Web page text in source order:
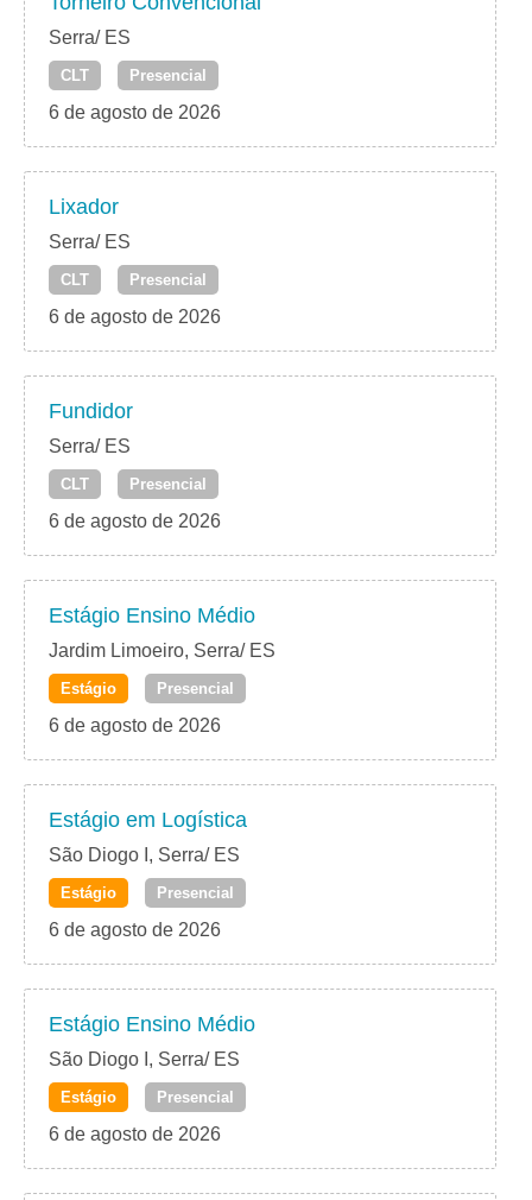
Serra/ ES
CLT Presencial
6 de agosto de 2026
Lixador
Serra/ ES
CLT Presencial
6 de agosto de 2026
Fundidor
Serra/ ES
CLT Presencial
6 de agosto de 2026
Estágio Ensino Médio
Jardim Limoeiro, Serra/ ES
Estágio Presencial
6 de agosto de 2026
Estágio em Logística
São Diogo I, Serra/ ES
Estágio Presencial
6 de agosto de 2026
Estágio Ensino Médio
São Diogo I, Serra/ ES
Estágio Presencial
6 de agosto de 2026